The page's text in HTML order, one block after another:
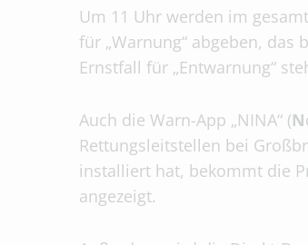
Um 11 Uhr werden im
für „Warnung“ abgeben,
Ernstfall für „Entwarnung“
Auch die Warn-App „NINA“ (N
Rettungsleitstellen bei
installiert hat, bekommt die
angezeigt.